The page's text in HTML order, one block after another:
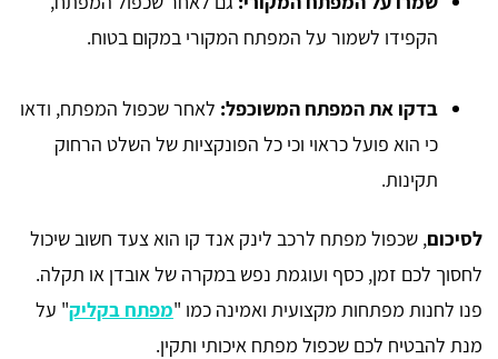
הקפידו לשמור על המפתח המקורי במקום בטוח.
בדקו את המפתח המשוכפל: לאחר שכפול המפתח, ודאו
כי הוא פועל כראוי וכי כל הפונקציות של השלט הרחוק
תקינות.
לסיכום, שכפול מפתח לרכב לינק אנד קו הוא צעד חשוב שיכול
לחסוך לכם זמן, כסף ועוגמת נפש במקרה של אובדן או תקלה.
פנו לחנות מפתחות מקצועית ואמינה כמו "מפתח בקליק" על
מנת להבטיח לכם שכפול מפתח איכותי ותקין.